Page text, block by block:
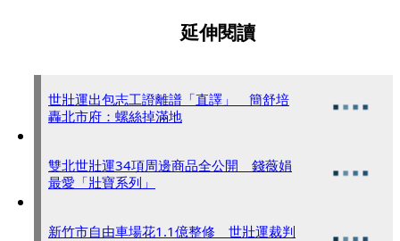
延伸閱讀
世壯運出包志工證離譜「直譯」 簡舒培
轟北市府：螺絲掉滿地
雙北世壯運34項周邊商品全公開 錢薇娟
最愛「壯寶系列」
新竹市自由車場花1.1億整修 世壯運裁判